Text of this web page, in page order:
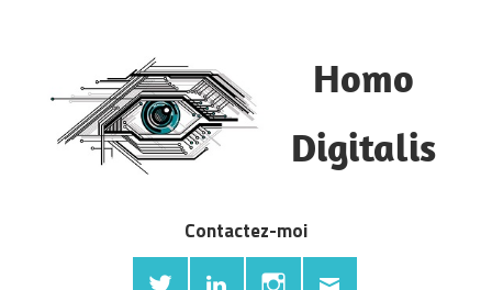
content
Homo
Digitalis
Blog
Ecommerce,
retail,
innovations.
Contactez-moi